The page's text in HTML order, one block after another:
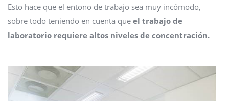
Esto hace que el entono de trabajo sea muy incómodo,
sobre todo teniendo en cuenta que el trabajo de
laboratorio requiere altos niveles de concentración.